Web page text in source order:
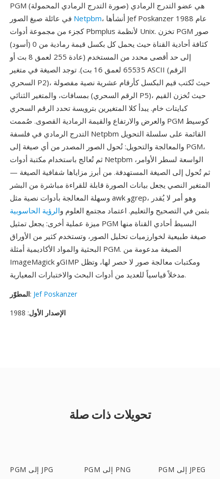
PGM (صورة التدرج الرمادي المحمولة) هي عضو التدرج الرمادي
Netpbm، أنشأها Jef Poskanzer عام 1988
كجزء من مجموعة أدوات Pbmplus لأنظمة Unix. تخزن PGM صور
كثافة أحادية القناة حيث يحمل كل بكسل قيمة رمادية من 0 (أسود)
إلى حد أقصى محدد من المستخدم (عادة 255 لعمق 8 بت أو
65535 لعمق 16 بت). توجد الصيغة في متغير ASCII (الرقم
السحري P2)، حيث تُكتب قيم البكسل كأرقام عشرية نصية مفصولة
بمسافات، والمتغير الثنائي (الرقم السحري P5)، حيث تُخزن القيم
كبايتات خام. يبدأ كلا المتغيرين بترويسة تحدد الرقم السحري
والعرض والارتفاع والقيمة الرمادية القصوى. صُممت PGM كوسيط
التدرج الرمادي في فلسفة Netpbm القائمة على سلسلة التحويل
والمعالجة والتحويل: تُحول الصور المصدر من أي صيغة إلى PGM،
ثم تُعالج باستخدام مكتبة أدوات Netpbm الواسعة لسطر الأوامر،
ثم تُحول إلى الصيغة المستهدفة. من أبرز مزاياها شفافية الصيغة —
المتغير النصي يجعل بيانات الصورة قابلة للقراءة مباشرة من البشر
وسهلة المعالجة بأدوات نصية مثل awk وgrep، وهو أمر لا يُقدر
بثمن في التصحيح والتعليم. اعتماد مجتمع العلوم والرؤية الحاسوبية
ميزة عملية أخرى: يجعل تمثيل PGM البسيط أحادي القناة منها
صيغة طبيعية لخوارزميات تحليل الصور، وتستخدم كثير من الأوراق
البحثية والمواد الأكاديمية أمثلة PGM. الصيغة مدعومة من
ImageMagick وGIMP ومكتبات معالجة صور لا حصر لها، وتظل
مدخلاً قياسياً للعديد من أدوات البحث والاختبارات المعيارية.
المطوّر: Jef Poskanzer
الإصدار الأول: 1988
تحويلات ذات صلة
PGM إلى JPG PGM إلى PNG PGM إلى JPEG